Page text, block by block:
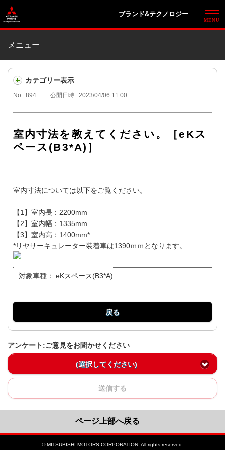
ブランド&テクノロジー
メニュー
カテゴリー表示
No : 894 公開日時 : 2023/04/06 11:00
室内寸法を教えてください。［eKス
ペース(B3*A)］
室内寸法については以下をご覧ください。
【1】室内長：2200mm
【2】室内幅：1335mm
【3】室内高：1400mm*
*リヤサーキュレーター装着車は1390ｍｍとなります。
対象車種： eKスペース(B3*A)
戻る
アンケート:ご意見をお聞かせください
(選択してください)
送信する
ページ上部へ戻る
© MITSUBISHI MOTORS CORPORATION. All rights reserved.